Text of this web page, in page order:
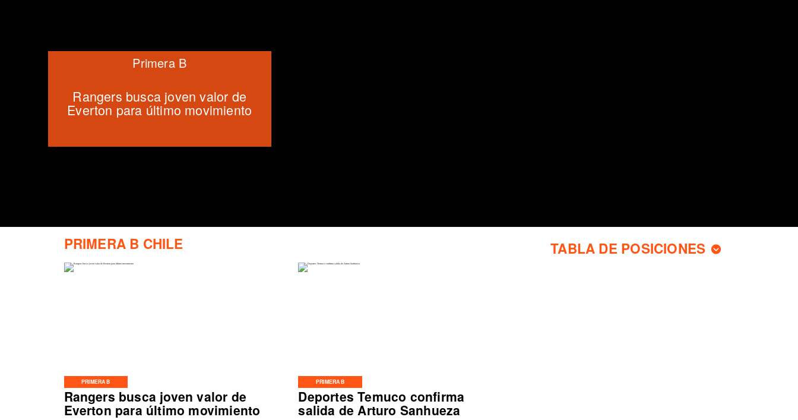
PRIMERA B
Rangers busca joven valor de
Everton para último movimiento
PRIMERA B
Deportes Temuco confirma
salida de Arturo Sanhueza
Rangers busca joven valor de
Everton para último movimiento
Primera B
PRIMERA B CHILE TABLA DE POSICIONES